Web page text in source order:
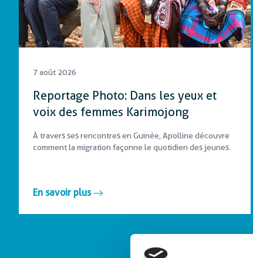
Protection sociale
7 août 2026
Reportage Photo: Dans les yeux et
voix des femmes Karimojong
À travers ses rencontres en Guinée, Apolline découvre
comment la migration façonne le quotidien des jeunes.
En savoir plus